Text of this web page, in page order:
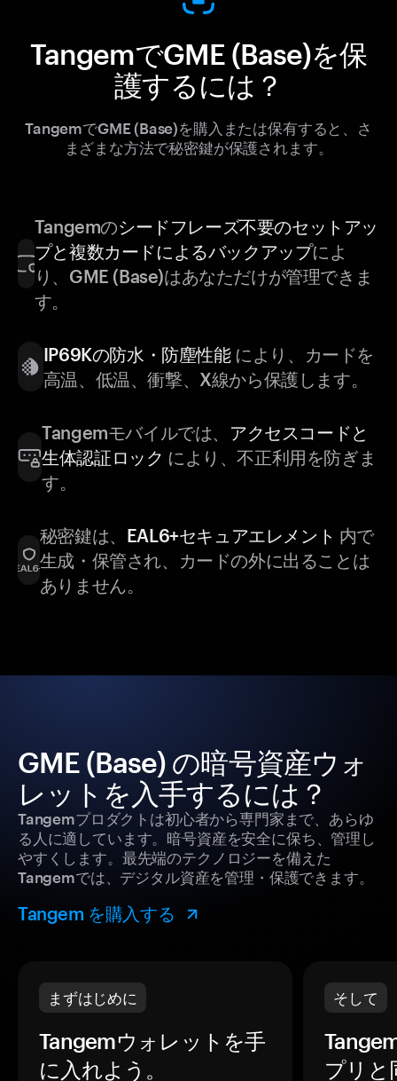
TangemでGME (Base)を保
護するには？
TangemでGME (Base)を購入または保有すると、さ
まざまな方法で秘密鍵が保護されます。
Tangemのシードフレーズ不要のセットアッ
プと複数カードによるバックアップによ
り、GME (Base)はあなただけが管理できま
す。
IP69Kの防水・防塵性能により、カードを
高温、低温、衝撃、X線から保護します。
Tangemモバイルでは、 アクセスコードと
生体認証ロック により、不正利用を防ぎま
す。
秘密鍵は、 EAL6+セキュアエレメント 内で
生成・保管され、カードの外に出ることは
ありません。
GME (Base) の暗号資産ウォ
レットを入手するには？
Tangemプロダクトは初心者から専門家まで、あらゆ
る人に適しています。暗号資産を安全に保ち、管理し
やすくします。最先端のテクノロジーを備えた
Tangemでは、デジタル資産を管理・保護できます。
Tangem を購入する
まずはじめに
Tangemウォレットを手
に入れよう。
そして
プリと